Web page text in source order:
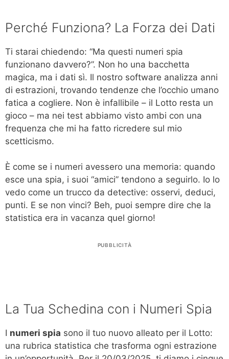
Perché Funziona? La Forza dei Dati
Ti starai chiedendo: “Ma questi numeri spia
funzionano davvero?”. Non ho una bacchetta
magica, ma i dati sì. Il nostro software analizza anni
di estrazioni, trovando tendenze che l’occhio umano
fatica a cogliere. Non è infallibile – il Lotto resta un
gioco – ma nei test abbiamo visto ambi con una
frequenza che mi ha fatto ricredere sul mio
scetticismo.
È come se i numeri avessero una memoria: quando
esce una spia, i suoi “amici” tendono a seguirlo. Io lo
vedo come un trucco da detective: osservi, deduci,
punti. E se non vinci? Beh, puoi sempre dire che la
statistica era in vacanza quel giorno!
PUBBLICITÀ
La Tua Schedina con i Numeri Spia
I numeri spia sono il tuo nuovo alleato per il Lotto:
una rubrica statistica che trasforma ogni estrazione